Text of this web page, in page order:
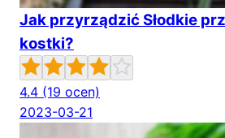
Jak przyrządzić Słodkie
kostki?
4.4 (19 ocen)
2023-03-21